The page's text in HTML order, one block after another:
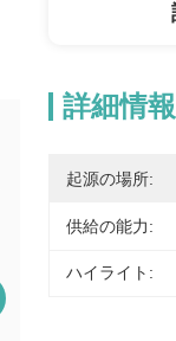
詳細情報
起源の場所:
供給の能力:
ハイライト: